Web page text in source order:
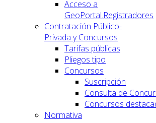
Acceso a
GeoPortal.Registradores
Contratación Público-
Privada y Concursos
Tarifas públicas
Pliegos tipo
Concursos
Suscripción
Consulta de
Concursos
Normativa